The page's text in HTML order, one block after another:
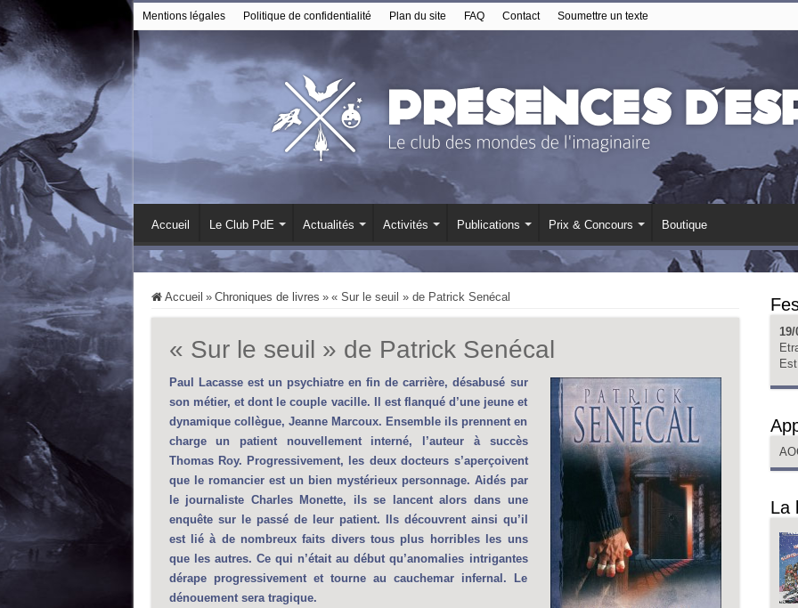
Mentions légales Politique de confidentialité Plan du site FAQ Contact Soumettre un texte
Accueil Le Club PdE Actualités Activités Publications Prix & Concours Boutique
Accueil » Chroniques de livres » « Sur le seuil » de Patrick Senécal
« Sur le seuil » de Patrick Senécal
Paul Lacasse est un psychiatre en fin de carrière, désabusé sur
son métier, et dont le couple vacille. Il est flanqué d’une jeune et
dynamique collègue, Jeanne Marcoux. Ensemble ils prennent en
charge un patient nouvellement interné, l’auteur à succès
Thomas Roy. Progressivement, les deux docteurs s’aperçoivent
que le romancier est un bien mystérieux personnage. Aidés par
le journaliste Charles Monette, ils se lancent alors dans une
enquête sur le passé de leur patient. Ils découvrent ainsi qu’il
est lié à de nombreux faits divers tous plus horribles les uns
que les autres. Ce qui n’était au début qu’anomalies intrigantes
dérape progressivement et tourne au cauchemar infernal. Le
dénouement sera tragique.
19/
Est
La